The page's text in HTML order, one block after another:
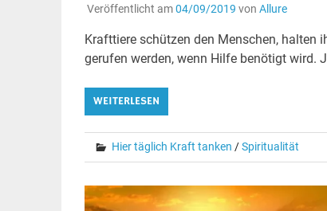
Veröffentlicht am04/09/2019 von Allure
Krafttiere schützen den Menschen, halten
gerufen werden, wenn Hilfe benötigt wird.
WEITERLESEN
Hier täglich Kraft tanken /Spiritualität